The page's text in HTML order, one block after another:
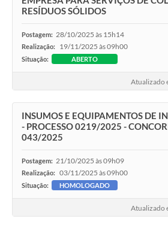
RESÍDUOS SÓLIDOS
Postagem: 28/10/2025 às 15h14
Realização: 19/11/2025 às 09h00
Situação: ABERTO
Atualizado
INSUMOS E EQUIPAMENTOS DE
- PROCESSO 0219/2025 -
043/2025
Postagem: 21/10/2025 às 09h09
Realização: 03/11/2025 às 09h00
Situação: HOMOLOGADO
Atualizado